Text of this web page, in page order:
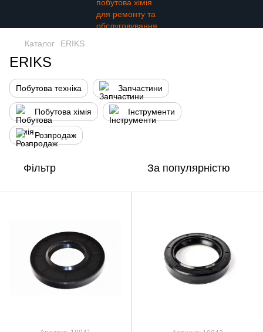
Каталог ERIKS
ERIKS
Побутова техніка Запчастини
Побутова хімія Інструменти
Розпродаж
Фільтр За популярністю